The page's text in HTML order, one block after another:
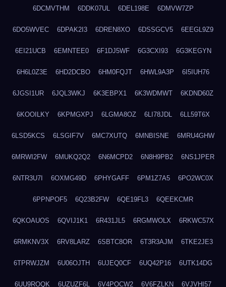
6DCMVTHM 6DDK07UL 6DEL198E 6DMVW7ZP
6DO5WVEC 6DPAK2I3 6DREN8XO 6DSSGCV5 6EEGL9Z9
6EI21UCB 6EMNTEE0 6F1DJ5WF 6G3CXI93 6G3KEGYN
6H6L0Z3E 6HD2DCBO 6HM0FQJT 6HWL9A3P 6I5IUH76
6JGSI1UR 6JQL3WKJ 6K3EBPX1 6K3WDMWT 6KDND60Z
6KOOILKY 6KPMGXPJ 6LGMA8OZ 6LI78JDL 6LL59T6X
6LSD5KCS 6LSGIF7V 6MC7XUTQ 6MNBISNE 6MRU4GHW
6MRWI2FW 6MUKQ2Q2 6N6MCPD2 6N8H9PB2 6NS1JPER
6NTR3U7I 6OXMG49D 6PHYGAFF 6PM1Z7A5 6PO2WC0X
6PPNPOF5 6Q23B2FW 6QE19FL3 6QEEKCMR
6QKOAUOS 6QVIJ1K1 6R431JL5 6RGMWOLX 6RKWC57X
6RMKNV3X 6RV8LARZ 6SBTC8OR 6T3R3AJM 6TKE2JE3
6TPRWJZM 6U06OJTH 6UJEQ0CF 6UQ42P16 6UTK14DG
6UU9ROQK 6UZUZF6L 6V4POCW2 6V6FZLKN 6VJVHI57